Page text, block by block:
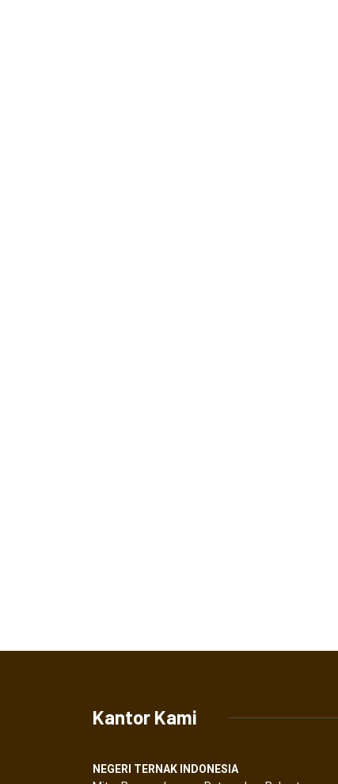
Kantor Kami
NEGERI TERNAK INDONESIA